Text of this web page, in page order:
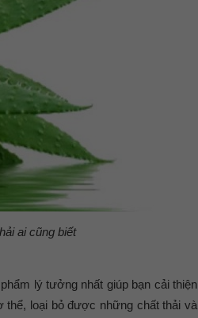
ai cũng biết
lý tưởng nhất giúp bạn cải thiện
loại bỏ được những chất thải và